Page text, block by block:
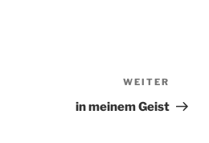
Beitrag
WEITER
in meinem Geist